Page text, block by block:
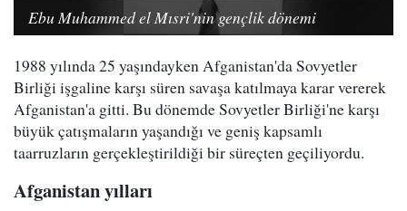
Ebu Muhammed el Mısri'nin gençlik dönemi
1988 yılında 25 yaşındayken Afganistan'da Sovyetler
Birliği işgaline karşı süren savaşa katılmaya karar vererek
Afganistan'a gitti. Bu dönemde Sovyetler Birliği'ne karşı
büyük çatışmaların yaşandığı ve geniş kapsamlı
taarruzların gerçekleştirildiği bir süreçten geçiliyordu.
Afganistan yılları